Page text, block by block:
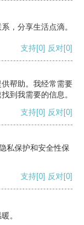
，分享生活点滴。
支持[0] 反对[0]
帮助。我经常需要
到我需要的信息。
支持[0] 反对[0]
私保护和安全性保
支持[0] 反对[0]
。